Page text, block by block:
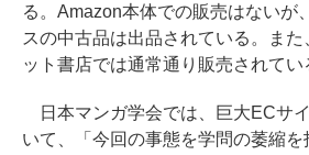
る。Amazon本体での販売はないが
スの中古品は出品されている。ま
ット書店では通常通り販売されてい
日本マンガ学会では、巨大ECサ
いて、「今回の事態を学問の萎縮